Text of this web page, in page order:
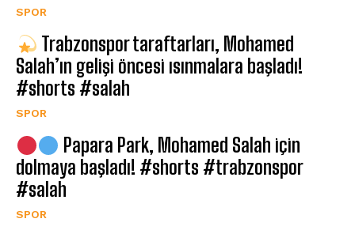
SPOR
Trabzonspor taraftarları, Mohamed
Salah’ın gelişi öncesi ısınmalara başladı!
#shorts #salah
SPOR
Papara Park, Mohamed Salah için
dolmaya başladı! #shorts #trabzonspor
#salah
SPOR